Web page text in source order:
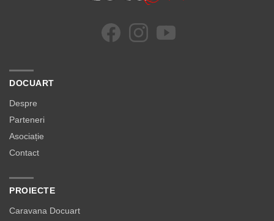
DOCUART
Despre
Parteneri
Asociație
Contact
PROIECTE
Caravana Docuart